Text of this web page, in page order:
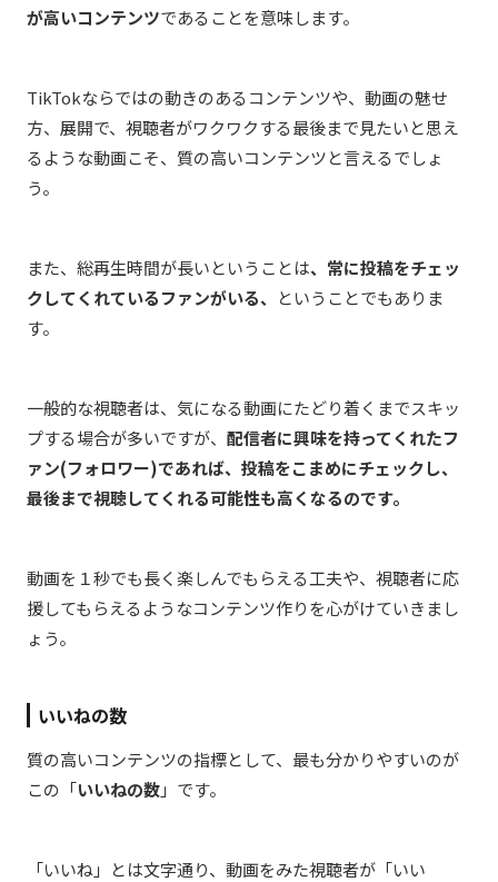
が高いコンテンツであることを意味します。
TikTokならではの動きのあるコンテンツや、動画の魅せ
方、展開で、視聴者がワクワクする最後まで見たいと思え
るような動画こそ、質の高いコンテンツと言えるでしょ
う。
また、総再生時間が長いということは、常に投稿をチェッ
クしてくれているファンがいる、
ということでもありま
す。
一般的な視聴者は、気になる動画にたどり着くまでスキッ
プする場合が多いですが、 配信者に興味を持ってくれたフ
ァン(フォロワー)であれば、投稿をこまめにチェックし、
最後まで視聴してくれる可能性も高くなるのです。
動画を１秒でも長く楽しんでもらえる工夫や、視聴者に応
援してもらえるようなコンテンツ作りを心がけていきまし
ょう。
いいねの数
質の高いコンテンツの指標として、最も分かりやすいのが
この「いいねの数」です。
「いいね」とは文字通り、動画をみた視聴者が「いい